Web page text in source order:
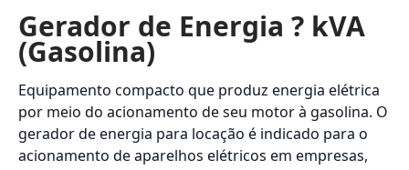
Gerador de Energia ? kVA
(Gasolina)
Equipamento compacto que produz energia elétrica
por meio do acionamento de seu motor à gasolina. O
gerador de energia para locação é indicado para o
acionamento de aparelhos elétricos em empresas,